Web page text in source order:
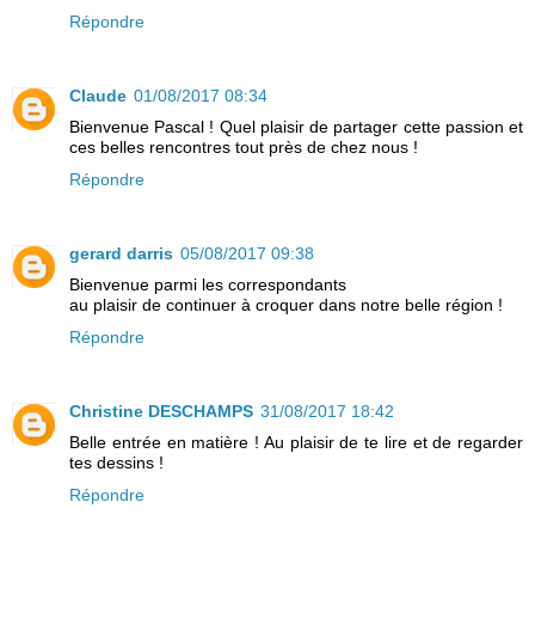
Répondre
Claude 01/08/2017 08:34
Bienvenue Pascal ! Quel plaisir de partager cette passion et
ces belles rencontres tout près de chez nous !
Répondre
gerard darris 05/08/2017 09:38
Bienvenue parmi les correspondants
au plaisir de continuer à croquer dans notre belle région !
Répondre
Christine DESCHAMPS 31/08/2017 18:42
Belle entrée en matière ! Au plaisir de te lire et de regarder
tes dessins !
Répondre